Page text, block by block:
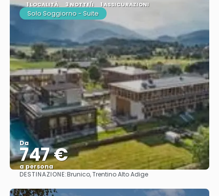
1 LOCALITÀ 3 NOTTE/I 1 ASSICURAZIONI
Solo Soggiorno - Suite
Da
747 €
a persona
Vedere
DESTINAZIONE:Brunico, Trentino Alto Adige